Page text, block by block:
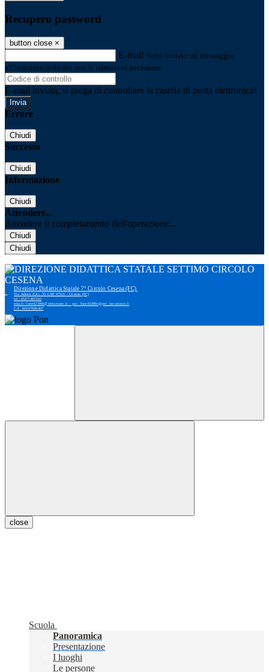
Recupero password
button close ×
E-mail Verrà inviato un messaggio
all'indirizzo indicato con le istruzioni necessarie.
E-mail inviata, si prega di controllare la casella di posta elettronica!
Errore
Chiudi
Successo
Chiudi
Informazione
Chiudi
Attendere...
Attendere il completamento dell'operazione...
Chiudi
Chiudi
Direzione Didattica Statale 7° Circolo Cesena (FC)
Via Adone Zoli, 35 CAP 47521 - Cesena (FC)
tel: 0547-383193
email: foee02300r@istruzione.it - pec: foee02300r@pec.istruzione.it
C.F. 81007690407
close
Scuola
Panoramica
Presentazione
I luoghi
Le persone